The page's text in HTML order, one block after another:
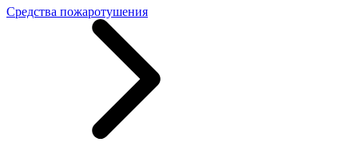
Средства пожаротушения